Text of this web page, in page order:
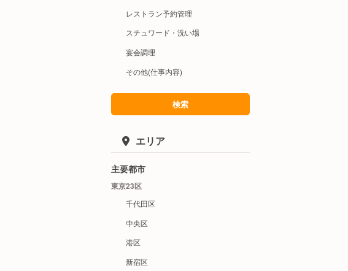
レストラン予約管理
スチュワード・洗い場
宴会調理
その他(仕事内容)
検索
エリア
主要都市
東京23区
千代田区
中央区
港区
新宿区